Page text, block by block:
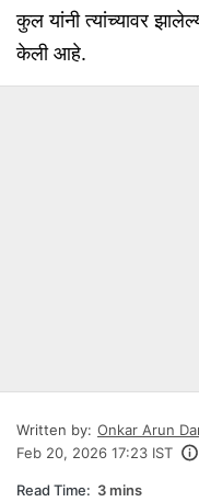
कुल यांनी त्यांच्यावर
केली आहे.
Written by: Onkar Arun
Feb 20, 2026 17:23 IST
Read Time: 3 mins